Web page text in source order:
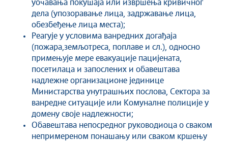
уочавања покушаја или извршења кривичног
дела (упозоравање лица, задржавање лица,
обезбеђење лица места);
Реагује у условима ванредних догађаја
(пожара,земљотреса, поплаве и сл.), односно
примењује мере евакуације пацијената,
посетилаца и запослених и обавештава
надлежне организационе јединице
Министарства унутрашњих послова, Сектора за
ванредне ситуације или Комуналне полиције у
домену своје надлежности;
Обавештава непосредног руководиоца о сваком
непримереном понашању или сваком кршењу